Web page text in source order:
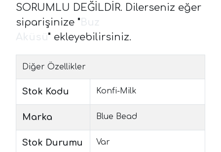
SORUMLU DEĞİLDİR. Dilerseniz eğer
siparişinize "
" ekleyebilirsiniz.
Diğer Özellikler
Stok Kodu Konfi-Milk
Marka Blue Bead
Stok Durumu Var